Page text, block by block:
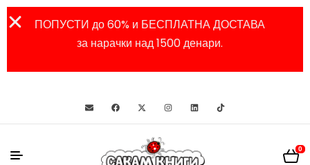
ПОПУСТИ до 60% и БЕСПЛАТНА ДОСТАВА
за нарачки над 1500 денари.
0